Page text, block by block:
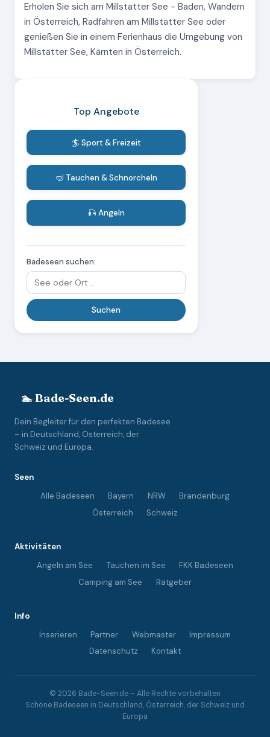
Erholen Sie sich am Millstätter See - Baden, Wandern
in Österreich, Radfahren am Millstätter See oder
genießen Sie in einem Ferienhaus die Umgebung von
Millstätter See, Kärnten in Österreich.
Top Angebote
🏄 Sport & Freizeit
🤿 Tauchen & Schnorcheln
🎣 Angeln
Badeseen suchen:
🏊 Bade-Seen.de
Dein Begleiter für den perfekten Badesee
– in Deutschland, Österreich, der
Schweiz und Europa.
Seen
Alle Badeseen
Bayern NRW
Brandenburg
Österreich
Schweiz
Aktivitäten
Angeln am See
Tauchen im See
FKK Badeseen
Camping am See
Ratgeber
Info
Inserieren
Partner Webmaster
Impressum
Datenschutz
Kontakt
© 2026 Bade-Seen.de – Alle Rechte vorbehalten
Schöne Badeseen in Deutschland, Österreich, der Schweiz und
Europa